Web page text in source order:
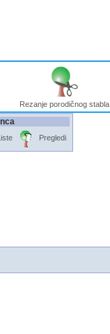
Rezanje porodičnog stabla
Pregledi